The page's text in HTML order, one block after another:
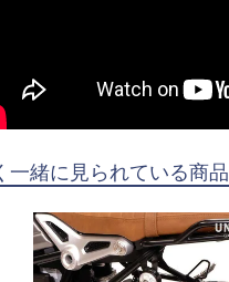
一緒に見られている商品